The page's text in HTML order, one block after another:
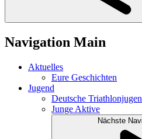
Navigation Main
Aktuelles
Eure Geschichten
Jugend
Deutsche
Junge Aktive
Nächste